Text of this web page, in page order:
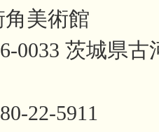
角美術館
0033 茨城県
22-5911